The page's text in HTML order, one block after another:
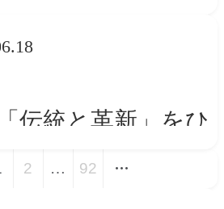
伝統と革新」をひ
観に──新VIを体
2 … 92